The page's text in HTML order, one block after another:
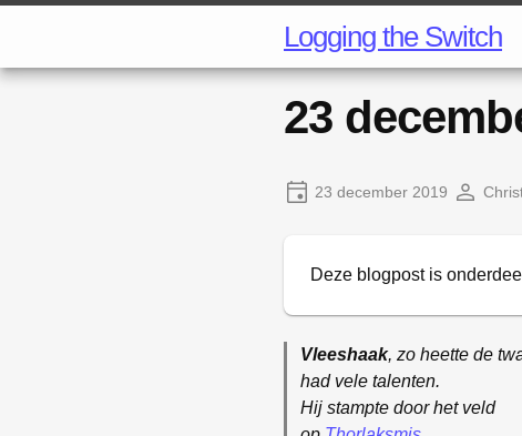
Logging the Switch
23
23 december 2019
Deze blogpost is
Vleeshaak, zo heette de
had vele talenten.
Hij stampte door het veld